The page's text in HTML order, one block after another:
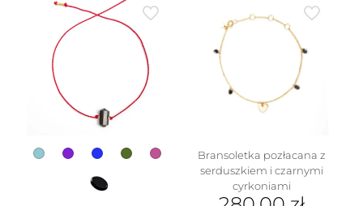
ma
wiele
wariantów.
stronie
produktu
wiele
wariantów.
wybrać
stronie
Bransoletka pozłacana z
serduszkiem i czarnymi
cyrkoniami